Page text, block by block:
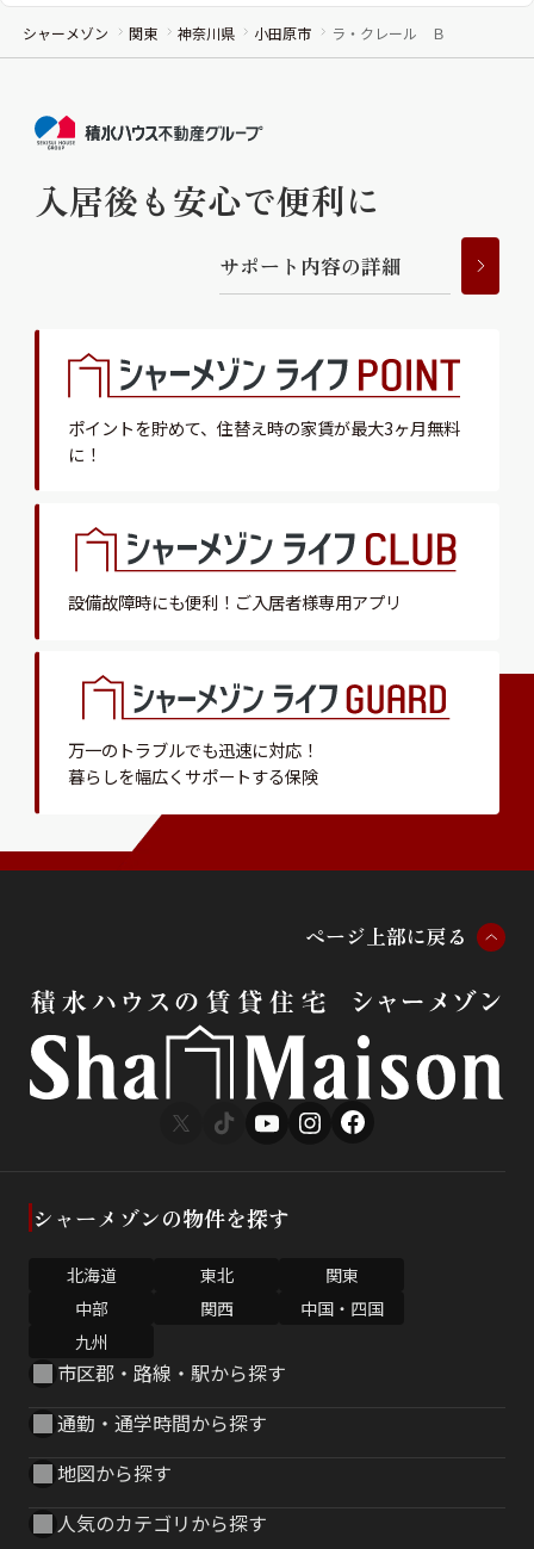
シャーメゾン 関東 神奈川県 小田原市 ラ・クレール Ｂ
入居後も安心で便利に
サポー ト 内容の詳細
ポイントを貯めて、 住替え時の家賃が最大3ヶ月無料
に！
設備故障時にも便利！ ご入居者様専用アプリ
万一のトラブルでも迅速に対応！
暮らしを幅広くサポートする保険
ページ 上部に戻る
シャーメゾンの物件を探す
北海道 東北
関東
中部
関西
中国・四国
九州
市区郡・路線・駅から探す
通勤・通学時間から探す
地図から探す
人気のカテゴリから探す